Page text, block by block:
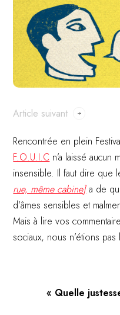
Article suivant
Rencontrée en plein
F.O.U.I.C n’a laissé
insensible. Il faut dire que
rue, même cabine]a de
d’âmes sensibles et
Mais à lire vos
sociaux, nous n’étions
« Quelle